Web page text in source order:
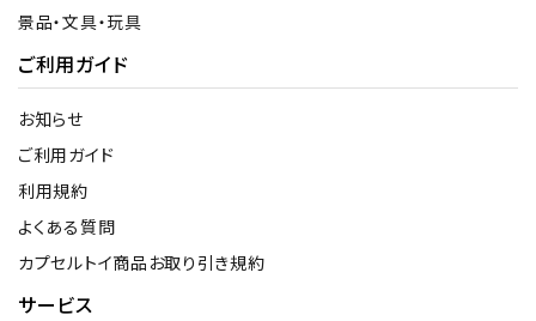
景品・文具・玩具
ご利用ガイド
お知らせ
ご利用ガイド
利用規約
よくある質問
カプセルトイ商品お取り引き規約
サービス